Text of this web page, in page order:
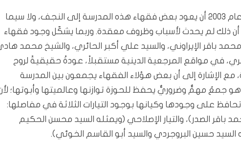
وقد كان أبناء مدرسة محمد باقر الصدر يأملون بعد عام 2003 أن يعود بعض فقهاء هذه المدرسة إلى النجف، ولا سيما
أن ذلك لم يحدث لأسباب وظروف معقدة. وربما يشكّل وجود فقهاء
باقر الإيراوني، والسيد علي أكبر الحائري، والشيخ محمد
في مواقع المرجعية الدينية مستقبلاً، عودةً حقيقيةً لروح
مع الإشارة إلى أن بعض هؤلاء الفقهاء يجمعون بين المدرسة
وهو جمعٌ مهمٌّ وضروريٌّ يحفظ للحوزة توازنها وعالميتها وأبوتها؛
على وجودها وكيانها بوجود التيارات الثلاثة في مفاصلها:
باقر الصدر)، والتيار الإصلاحي (ويمثله السيد محسن الحكيم
السيد حسين البروجردي والسيد أبو القاسم الخوئي).